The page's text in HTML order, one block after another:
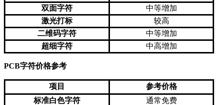
双面字符
中等增加
激光打标
较高
二维码字符
中等增加
超细字符
中高增加
PCB字符价格参考
项目
参考价格
标准白色字符
通常免费